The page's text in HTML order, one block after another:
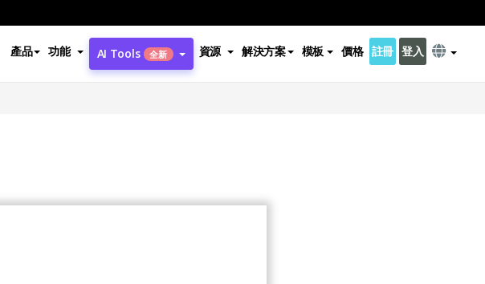
產品 功能 AI Tools 全新 資源 解決方案 模板 價格 註冊 登入